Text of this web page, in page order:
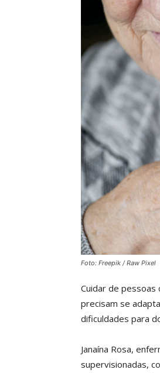
Foto: Freepik / Raw Pixel
Cuidar de
precisam se
dificuldades para
Janaína Rosa,
supervisionadas,